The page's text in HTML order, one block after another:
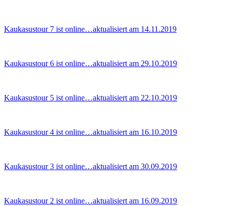
Kaukasustour 7 ist online…aktualisiert am 14.11.2019
Kaukasustour 6 ist online…aktualisiert am 29.10.2019
Kaukasustour 5 ist online…aktualisiert am 22.10.2019
Kaukasustour 4 ist online…aktualisiert am 16.10.2019
Kaukasustour 3 ist online…aktualisiert am 30.09.2019
Kaukasustour 2 ist online…aktualisiert am 16.09.2019